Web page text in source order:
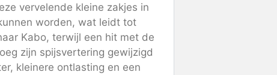
vervelende kleine zakjes in
worden, wat leidt tot
Kabo, terwijl een hit met de
zijn spijsvertering gewijzigd
kleinere ontlasting en een